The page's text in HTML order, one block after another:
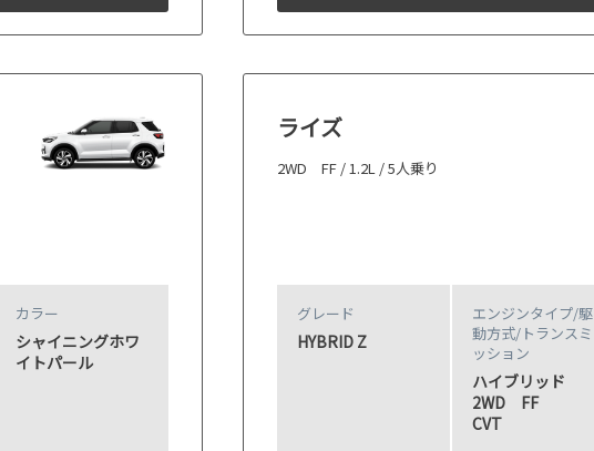
カラー
シャイニングホワ
イトパール
ライズ
2WD FF / 1.2L / 5人乗り
グレード
HYBRID Z
エンジンタイプ/駆
動方式/ トランスミ
ッション
ハイブリッド
2WD FF
CVT